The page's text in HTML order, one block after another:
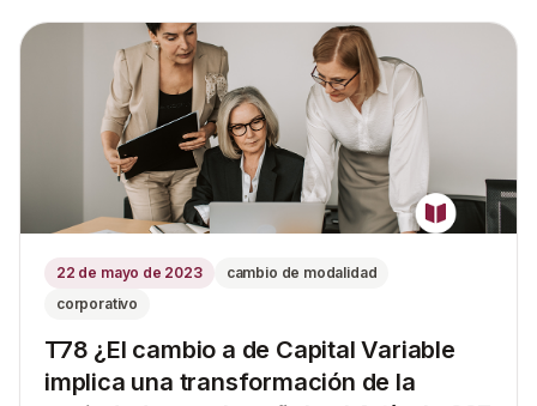
22 de mayo de 2023
cambio de modalidad
corporativo
T78 ¿El cambio a de Capital Variable
implica una transformación de la